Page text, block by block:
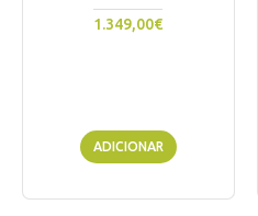
1.349,00€
ADICIONAR